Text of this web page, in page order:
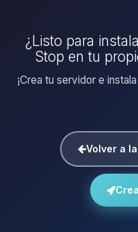
¿Listo para
Stop en tu
¡Crea tu servidor e
Volver a